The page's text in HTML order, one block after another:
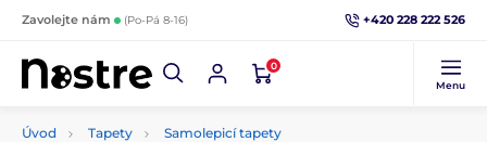
Zavolejte nám (Po-Pá 8-16) +420 228 222 526
0
Menu
Úvod Tapety Samolepicí tapety